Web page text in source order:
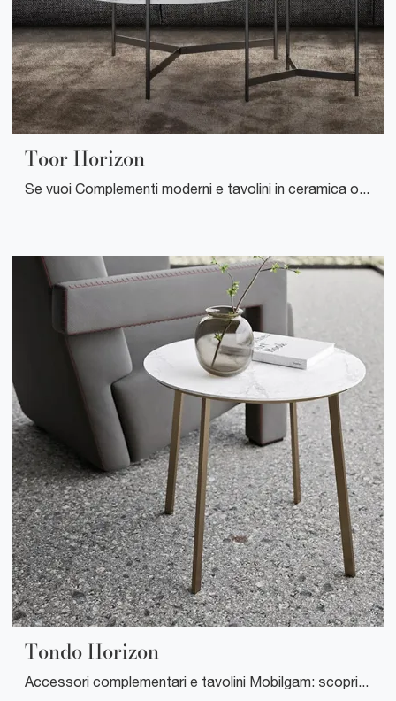
Toor Horizon
Se vuoi Complementi moderni e tavolini in ceramica ottieni informazioni sul modello Toor Horizon del brand Mobilgam.
Tondo Horizon
Accessori complementari e tavolini Mobilgam: scopri come arricchire i tuoi spazi moderni con il modello Tondo Horizon.